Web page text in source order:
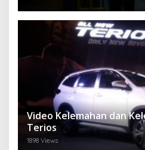
Video Kelemahan dan
Terios
1898 Views